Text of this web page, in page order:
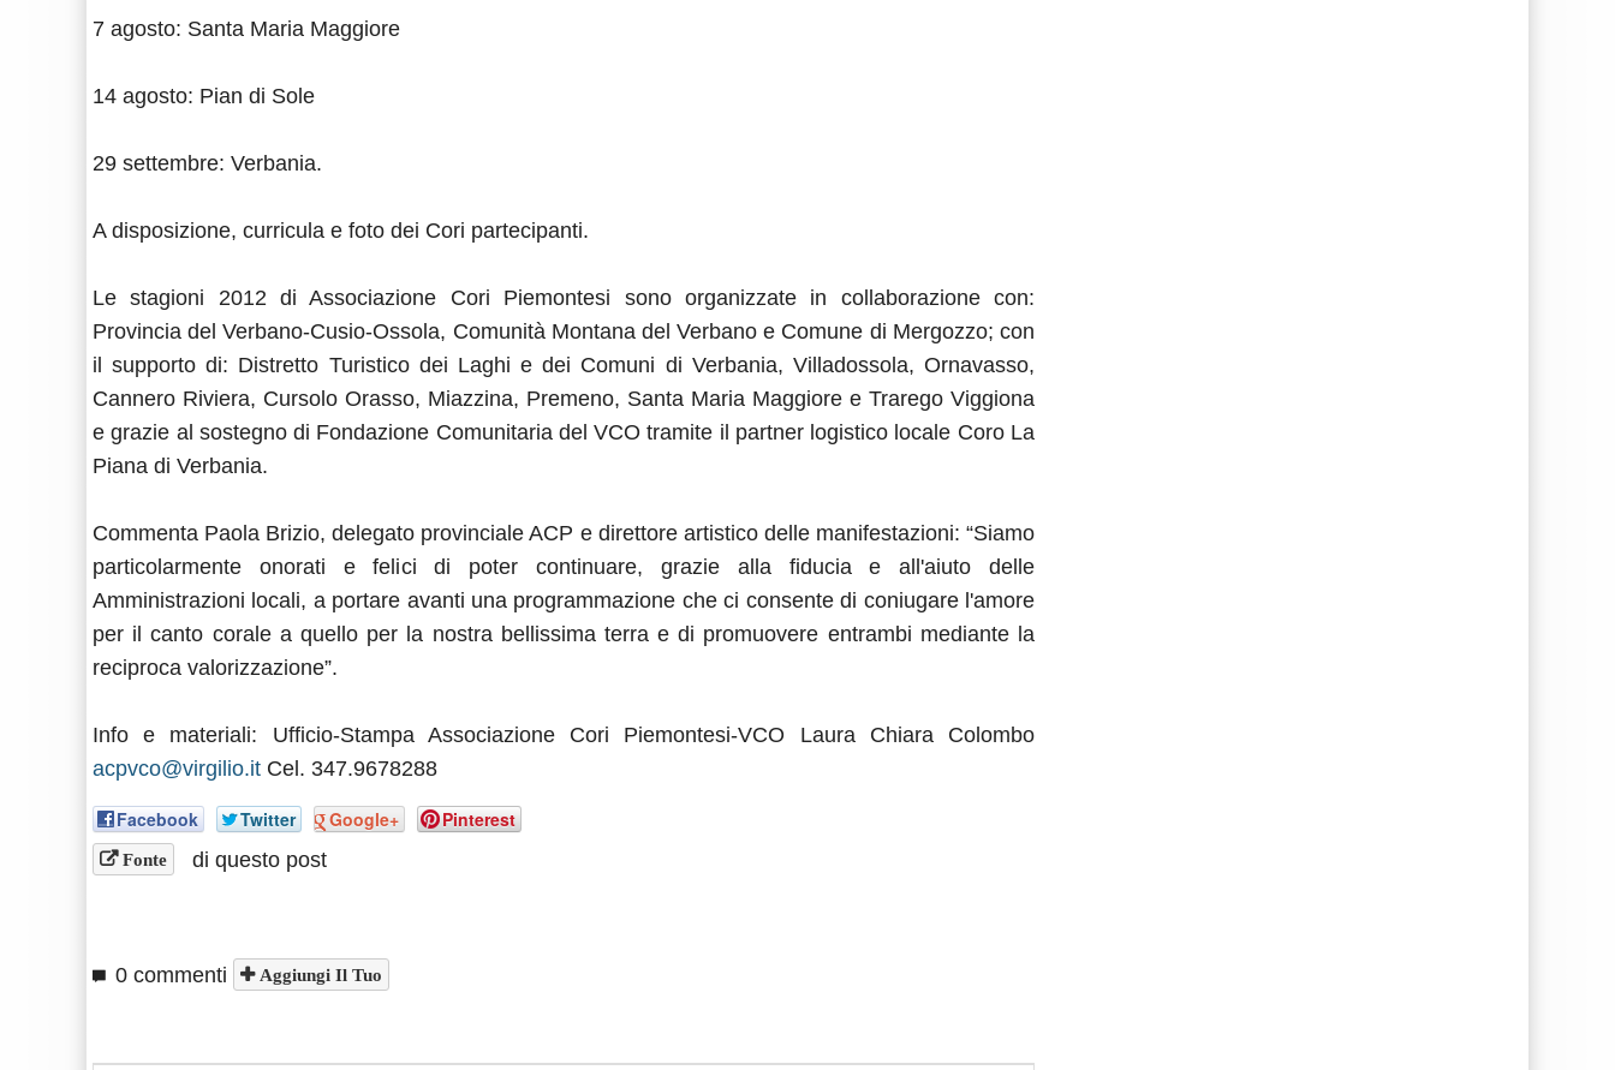
7 agosto: Santa Maria Maggiore
14 agosto: Pian di Sole
29 settembre: Verbania.
A disposizione, curricula e foto dei Cori partecipanti.
Le stagioni 2012 di Associazione Cori Piemontesi sono organizzate in collaborazione con:
Provincia del Verbano-Cusio-Ossola, Comunità Montana del Verbano e Comune di Mergozzo; con
il supporto di: Distretto Turistico dei Laghi e dei Comuni di Verbania, Villadossola, Ornavasso,
Cannero Riviera, Cursolo Orasso, Miazzina, Premeno, Santa Maria Maggiore e Trarego Viggiona
e grazie al sostegno di Fondazione Comunitaria del VCO tramite il partner logistico locale Coro La
Piana di Verbania.
Commenta Paola Brizio, delegato provinciale ACP e direttore artistico delle manifestazioni: “Siamo
particolarmente onorati e felici di poter continuare, grazie alla fiducia e all'aiuto delle
Amministrazioni locali, a portare avanti una programmazione che ci consente di coniugare l'amore
per il canto corale a quello per la nostra bellissima terra e di promuovere entrambi mediante la
reciproca valorizzazione”.
Info e materiali: Ufficio-Stampa Associazione Cori Piemontesi-VCO Laura Chiara Colombo
acpvco@virgilio.it Cel. 347.9678288
Facebook Twitter Google+ Pinterest
Fonte di questo post
0 commenti Aggiungi Il Tuo